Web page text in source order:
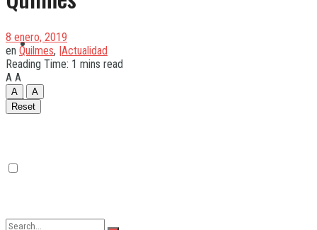
Quilmes
Varela
8 enero, 2019
en Quilmes, |Actualidad
Reading Time: 1 mins read
A A
A
A
Reset